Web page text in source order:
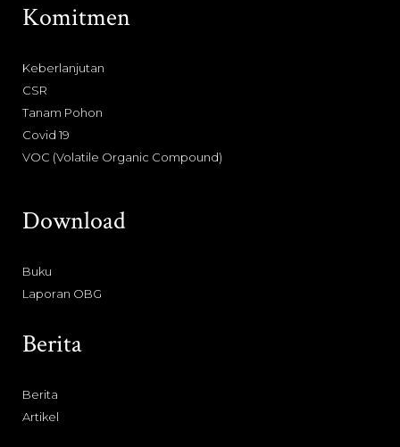
Komitmen
Keberlanjutan
CSR
Tanam Pohon
Covid 19
VOC (Volatile Organic Compound)
Download
Buku
Laporan OBG
Berita
Berita
Artikel